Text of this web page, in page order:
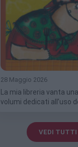
28 Maggio 2026
La mia libreria vanta
volumi dedicati all’uso
VEDI TUTTI